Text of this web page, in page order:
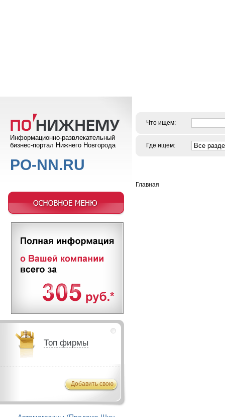
Что ищем:
Где ищем:
Главная
Информационно-развлекательный
бизнес-портал Нижнего Новгорода
PO-NN.RU
Топ фирмы
Добавить свою